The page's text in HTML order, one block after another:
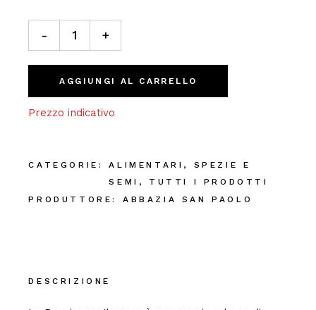
Paprica Ungherese 100g quantity
- +
AGGIUNGI AL CARRELLO
Prezzo indicativo
CATEGORIE: ALIMENTARI , SPEZIE E
SEMI , TUTTI I PRODOTTI
PRODUTTORE:
ABBAZIA SAN PAOLO
DESCRIZIONE